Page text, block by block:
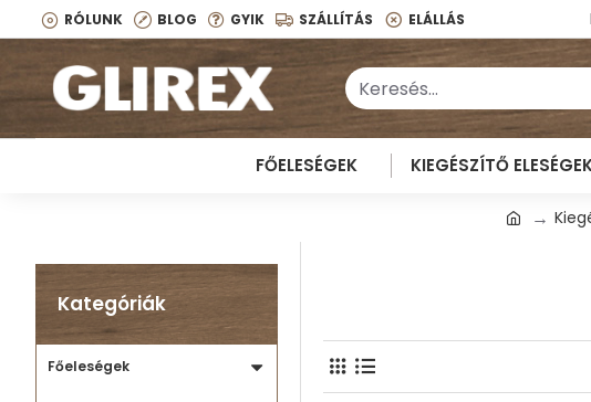
RÓLUNK BLOG GYIK SZÁLLÍTÁS ELÁLLÁS
FŐELESÉGEK KIEGÉSZÍTŐ
Kategóriák
Főeleségek